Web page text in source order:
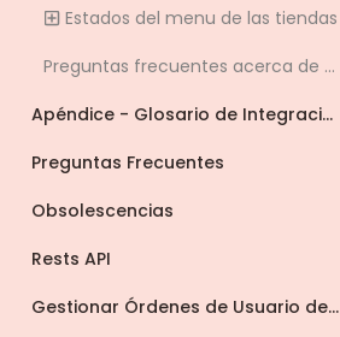
Estados del menu de las tiendas
Preguntas frecuentes acerca de actualización del horarios
Apéndice - Glosario de Integración
Preguntas Frecuentes
Obsolescencias
Rests API
Gestionar Órdenes de Usuario de Rests API